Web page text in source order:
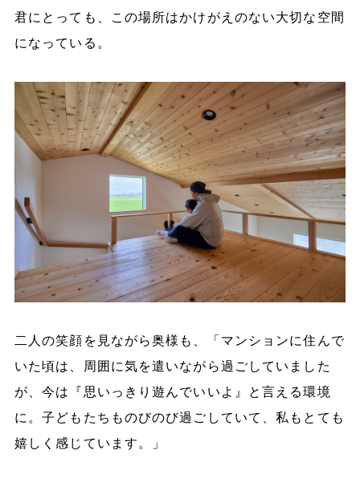
君にとっても、この場所はかけがえのない大切な空間
になっている。
二人の笑顔を見ながら奥様も、「マンションに住んで
いた頃は、周囲に気を遣いながら過ごしていました
が、今は『思いっきり遊んでいいよ』と言える環境
に。子どもたちものびのび過ごしていて、私もとても
嬉しく感じています。」